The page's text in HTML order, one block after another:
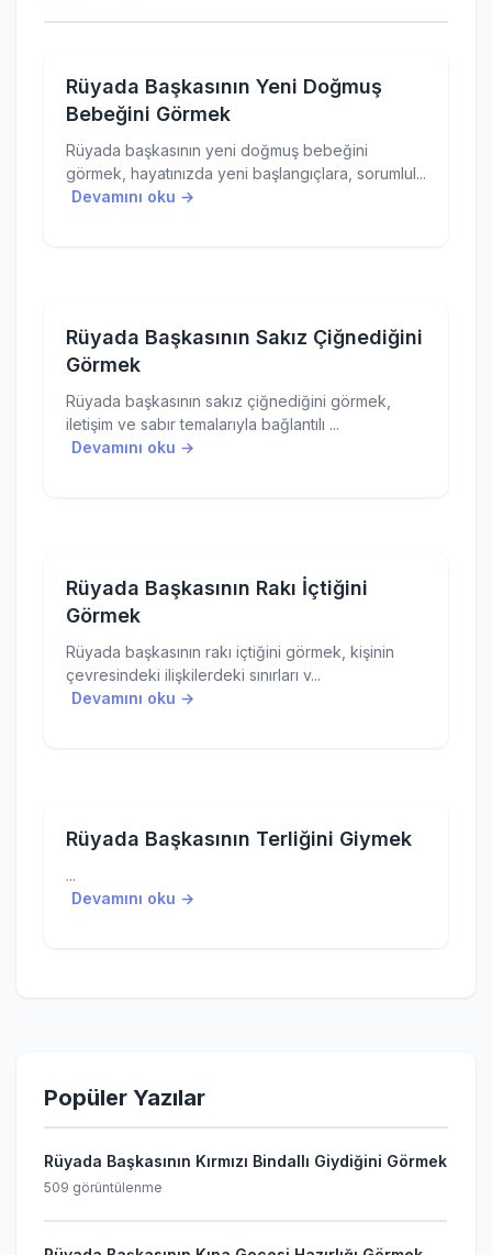
Rüyada Başkasının Yeni Doğmuş
Bebeğini Görmek
Rüyada başkasının yeni doğmuş bebeğini
görmek, hayatınızda yeni başlangıçlara, sorumlul...
Devamını oku →
Rüyada Başkasının Sakız Çiğnediğini
Görmek
Rüyada başkasının sakız çiğnediğini görmek,
iletişim ve sabır temalarıyla bağlantılı ...
Devamını oku →
Rüyada Başkasının Rakı İçtiğini
Görmek
Rüyada başkasının rakı içtiğini görmek, kişinin
çevresindeki ilişkilerdeki sınırları v...
Devamını oku →
Rüyada Başkasının Terliğini Giymek
...
Devamını oku →
Popüler Yazılar
Rüyada Başkasının Kırmızı Bindallı Giydiğini Görmek
509 görüntülenme